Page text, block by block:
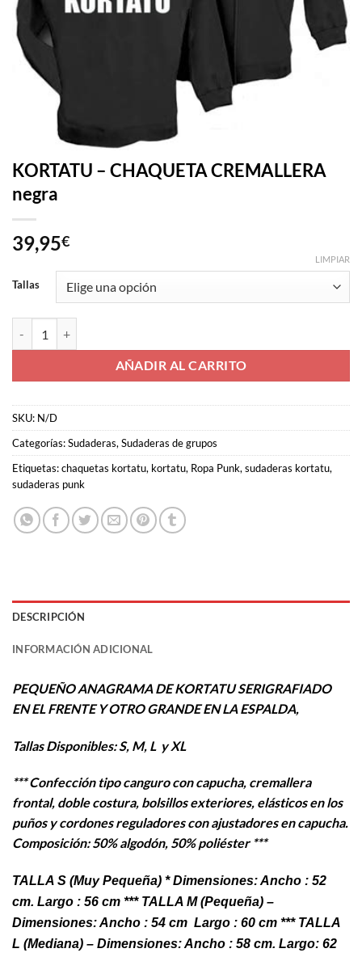
KORTATU – CHAQUETA CREMALLERA
negra
39,95€
Tallas
LIMPIAR
AÑADIR AL CARRITO
SKU: N/D
Categorías:Sudaderas, Sudaderas de grupos
Etiquetas:chaquetas kortatu, kortatu, Ropa Punk, sudaderas kortatu,
sudaderas punk
DESCRIPCIÓN
INFORMACIÓN ADICIONAL
PEQUEÑO ANAGRAMA DE KORTATU SERIGRAFIADO
EN EL FRENTE Y OTRO GRANDE EN LA ESPALDA,
Tallas Disponibles: S, M, L y XL
*** Confección tipo canguro con capucha, cremallera
frontal, doble costura, bolsillos exteriores, elásticos en los
puños y cordones reguladores con ajustadores en capucha.
Composición: 50% algodón, 50% poliéster ***
TALLA S (Muy Pequeña) * Dimensiones: Ancho : 52
cm. Largo : 56 cm *** TALLA M (Pequeña) –
Dimensiones: Ancho : 54 cm Largo : 60 cm *** TALLA
L (Mediana) – Dimensiones: Ancho : 58 cm. Largo: 62